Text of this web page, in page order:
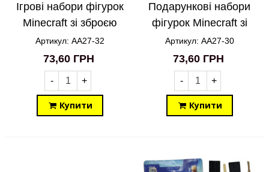
Ігрові набори фігурок
Minecraft зі зброєю
4in1 AA27-32
Артикул: AA27-32
73,60 ГРН
- +
Купити
Подарункові набори
фігурок Minecraft зі
зброєю 4in1 AA27-30
Артикул: AA27-30
73,60 ГРН
- +
Купити